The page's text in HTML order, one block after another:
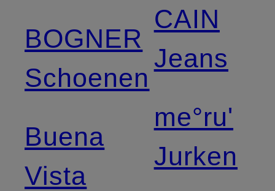
BOGNER
Schoenen
Buena
Vista
CAIN
Jeans
me°ru'
Jurken